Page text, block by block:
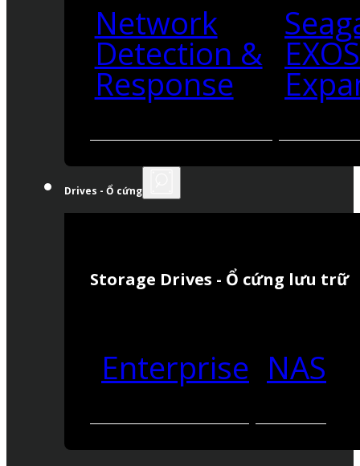
Network
Detection &
Response
EXOS
Drives - Ổ cứng
Storage Drives - Ổ cứng lưu trữ
Enterprise NAS